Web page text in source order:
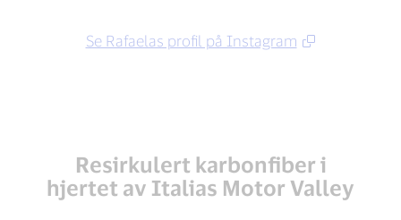
Se Rafaelas profil på Instagram
Resirkulert karbonfiber i
hjertet av Italias Motor Valley